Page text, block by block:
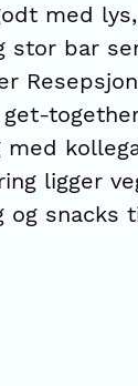
med
stor bar
get-
med
ligger
og snacks